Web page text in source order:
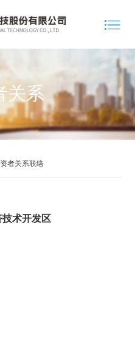
关系
者关系联络
术开发区